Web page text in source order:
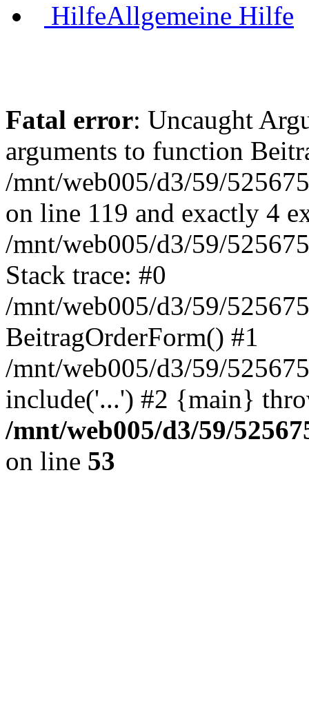
HilfeAllgemeine Hilfe
Fatal error: Uncaught
arguments to function
/mnt/web005/d3/59/
on line 119 and exactly 4
/mnt/web005/d3/59/
Stack trace: #0
/mnt/web005/d3/59/
BeitragOrderForm() #1
/mnt/web005/d3/59/
include('...') #2 {main}
/mnt/web005/d3/59/
on line 53